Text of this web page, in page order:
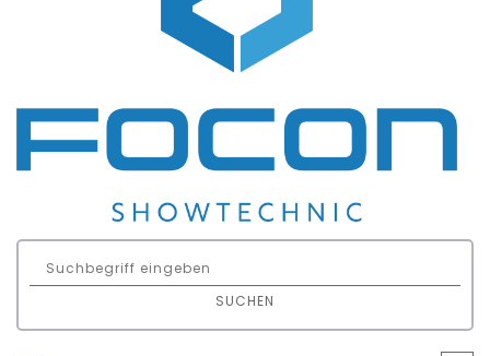
SUCHEN